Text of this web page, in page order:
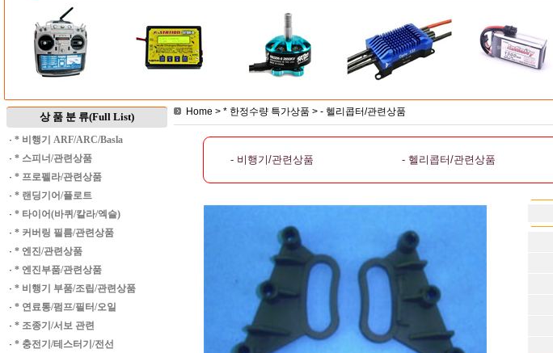
상 품 분 류(Full List)
· * 비행기 ARF/ARC/Basla
· * 스피너/관련상품
· * 프로펠라/관련상품
· * 랜딩기어/플로트
· * 타이어(바퀴/칼라/엑슬)
· * 커버링 필름/관련상품
· * 엔진/관련상품
· * 엔진부품/관련상품
· * 비행기 부품/조립/관련상품
· * 연료통/펌프/필터/오일
· * 조종기/서보 관련
· * 충전기/테스터기/전선
Home > * 한정수량 특가상품 > - 헬리콥터/관련상품
- 비행기/관련상품 - 헬리콥터/관련상품